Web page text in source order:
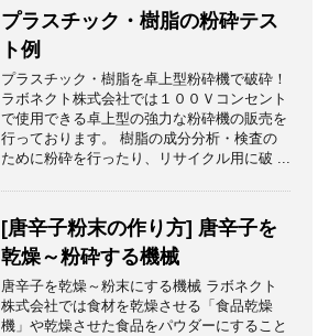
プラスチック・樹脂の粉砕テス
ト例
プラスチック・樹脂を卓上型粉砕機で破砕！
ラボネクト株式会社では１００Ｖコンセント
で使用できる卓上型の強力な粉砕機の販売を
行っております。 樹脂の成分分析・検査の
ために粉砕を行ったり、リサイクル用に破 ...
[唐辛子粉末の作り方] 唐辛子を
乾燥～粉砕する機械
唐辛子を乾燥～粉末にする機械 ラボネクト
株式会社では食材を乾燥させる「食品乾燥
機」や乾燥させた食品をパウダーにすること